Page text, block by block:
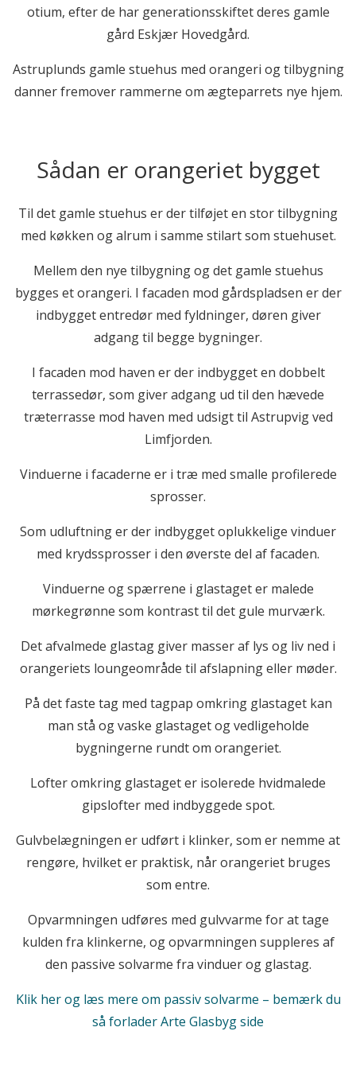
otium, efter de har generationsskiftet deres gamle
gård Eskjær Hovedgård.
Astruplunds gamle stuehus med orangeri og tilbygning
danner fremover rammerne om ægteparrets nye hjem.
Sådan er orangeriet bygget
Til det gamle stuehus er der tilføjet en stor tilbygning
med køkken og alrum i samme stilart som stuehuset.
Mellem den nye tilbygning og det gamle stuehus
bygges et orangeri. I facaden mod gårdspladsen er der
indbygget entredør med fyldninger, døren giver
adgang til begge bygninger.
I facaden mod haven er der indbygget en dobbelt
terrassedør, som giver adgang ud til den hævede
træterrasse mod haven med udsigt til Astrupvig ved
Limfjorden.
Vinduerne i facaderne er i træ med smalle profilerede
sprosser.
Som udluftning er der indbygget oplukkelige vinduer
med krydssprosser i den øverste del af facaden.
Vinduerne og spærrene i glastaget er malede
mørkegrønne som kontrast til det gule murværk.
Det afvalmede glastag giver masser af lys og liv ned i
orangeriets loungeområde til afslapning eller møder.
På det faste tag med tagpap omkring glastaget kan
man stå og vaske glastaget og vedligeholde
bygningerne rundt om orangeriet.
Lofter omkring glastaget er isolerede hvidmalede
gipslofter med indbyggede spot.
Gulvbelægningen er udført i klinker, som er nemme at
rengøre, hvilket er praktisk, når orangeriet bruges
som entre.
Opvarmningen udføres med gulvvarme for at tage
kulden fra klinkerne, og opvarmningen suppleres af
den passive solvarme fra vinduer og glastag.
Klik her og læs mere om passiv solvarme – bemærk du
så forlader Arte Glasbyg side